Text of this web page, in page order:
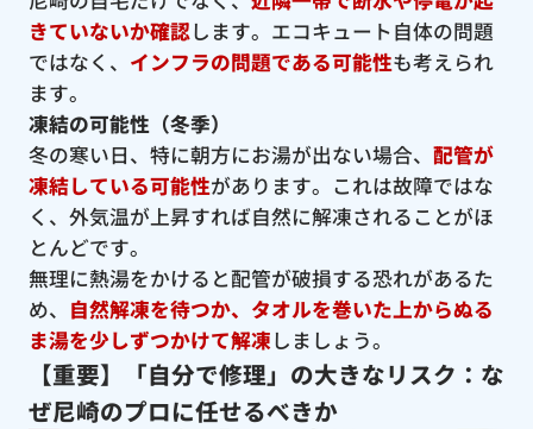
きていないか確認します。エコキュート自体の問題
ではなく、 インフラの問題である可能性も考えられ
ます。
凍結の可能性（冬季）
冬の寒い日、特に朝方にお湯が出ない場合、 配管が
凍結している可能性があります。これは故障ではな
く、外気温が上昇すれば自然に解凍されることがほ
とんどです。
無理に熱湯をかけると配管が破損する恐れがあるた
め、 自然解凍を待つか、タオルを巻いた上からぬる
ま湯を少しずつかけて解凍しましょう。
【重要】「自分で修理」の大きなリスク：な
ぜ尼崎のプロに任せるべきか